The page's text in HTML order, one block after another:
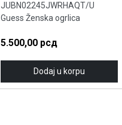
JUBN02245JWRHAQT/U
Guess Ženska ogrlica
5.500,00 рсд
Dodaj u korpu